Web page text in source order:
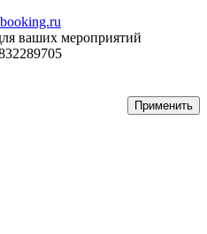
ваших мероприятий
Применить